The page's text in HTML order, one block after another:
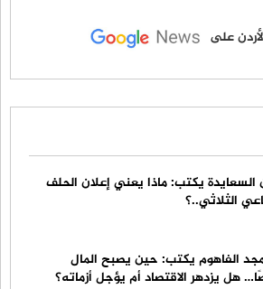
على
السعايدة يكتب: ماذا يعني إعلان الحلف
الثلاثي..؟
الفاهوم يكتب: حين يصبح المال
هل يزدهر الاقتصاد أم يؤجل أزماته؟